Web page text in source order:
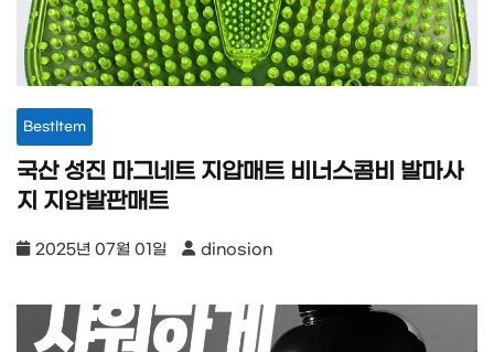
BestItem
국산 성진 마그네트 지압매트 비너스콤비 발마사
지 지압발판매트
2025년 07월 01일 dinosion